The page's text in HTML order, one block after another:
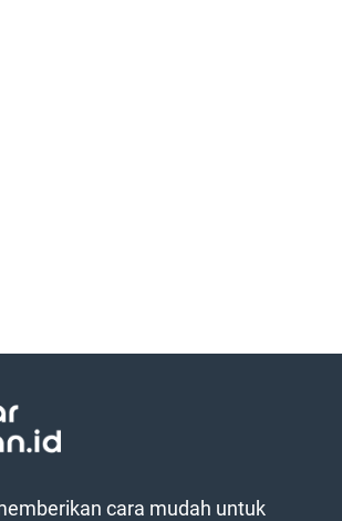
cara mudah untuk